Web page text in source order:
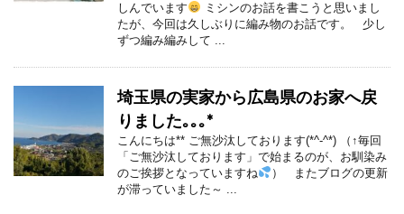
しんでいます
ミシンのお話を書こうと思いまし
たが、今回は久しぶりに編み物のお話です。 少し
ずつ編み編みして ...
埼玉県の実家から広島県のお家へ戻
りました｡｡｡*
こんにちは** ご無沙汰しております(*^-^*) （↑毎回
「ご無沙汰しております」で始まるのが、お馴染み
のご挨拶となっていますね
） またブログの更新
が滞っていました～ ...